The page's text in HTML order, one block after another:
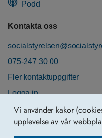
Vi använder kakor
upplevelse av vår
Podd
Kontakta oss
075-247 30 00
Fler kontaktuppgifter
Logga in
Behandling av